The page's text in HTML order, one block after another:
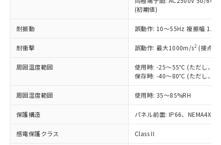
(初期値)
耐振動 誤動作: 10～55Hz 複振幅
耐衝撃 誤動作: 最大1000m/s2 (接点
周囲温度範囲
使用時: -25～55℃ (ただし、氷
保存時: -40～80℃ (ただし、氷
周囲湿度範囲 使用時: 35～85%RH
保護構造 パネル前面: IP66、NEMA4X,
感電保護クラス Class II
正式な納期状況および標準価格はお客
様のお取引先、またはお客様担当のオ
ムロン制御機器販売店・当社販売員に
オムロン制御機器販売店や当社販売拠
販売ネットワーク
」をご確認
事前の承諾なく第三者に漏洩または開
示しないようお願いします。
マイパーツ機能（部品リスト作成サー
ビス）をご利用いただくには、I-Web
メンバーズにご登録されている必要が
(PBDE) 1000ppm以下、フタル酸ビス(2-エチルヘキシ
ル) (DEHP)(別名：DOP) 1000ppm以下、フタル酸ブチ
（DBP） 1000ppm以下、フタル酸ジイソブチル
但し、RoHS指令で産業用監視および制御機器に対する
フタル酸エステル類の４物質については閾値を超える意
図的な使用がないことを確認しています。
※2 対応予定月
部品在庫の切り替え状況などにより、予定
月が前後することがあります。
ニル類) : 1000ppm、 PBDEs(ポリ臭化ジフェニルエーテ
イソブチル) : 1000ppm、 BBP(フタル酸ブチルベンジ
DEHP(フタル酸ビス(2-エチルヘキシル)) : 1000ppm
「ｅ」：有害物質（10物質）のすべてが基
準値以下であることを示します。
「10」：通常の使用状況下において有害物
質が外部に漏えいし、環境に深刻な影響を
及ぼさない年数を意味します。
当社は規制貨物を破棄する場合は、完
全に破砕するなど、違法に輸出されな
いよう必要な手段を講じます。
当社は貴社製品を、核兵器、ミサイ
ル、化学兵器、生物兵器またはその他
武器並びにこれらの製造装置等に一切
当社は、貴社製品を第三者に販売する
場合は、上記1、2および3の内容を当
該第三者に通知します。また当社は、
販売先および販売に係わる関係者が違
り引きをいたしません。
一定数以上の在庫あり
一定数には満たないが在庫あり
在庫なし(最新の在庫状況につ
いては、お客様のお取引先、ま
たはお客様担当のオムロン制御
機器販売店・当社販売員にご確
白
受注生産機種、また在庫状況の
情報を公開していない機種